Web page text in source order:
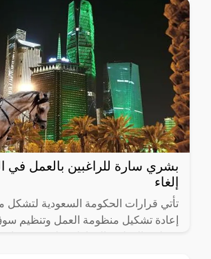
بشري سارة للراغبين بالعمل في
إلغاء
تأتي قرارات الحكومة السعودية لتشكل
إعادة تشكيل منظومة العمل وتنظيم